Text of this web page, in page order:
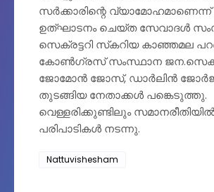
സർക്കാരിന്റെ
ഉത്ഘാടനം ചെയ്ത സേവാദൾ
സെക്രട്ടറി സ്‌കറിയ കാഞ്ഞമല
കോൺഗ്രസ് സംസ്ഥാന
ജോമോൻ ജോസ്, ഡാർലിൻ
തുടങ്ങിയ നേതാക്കൾ പങ്കെടുത്തു.
വെള്ളരിക്കുണ്ടിലും
പരിപാടികൾ നടന്നു.
Nattuvishesham